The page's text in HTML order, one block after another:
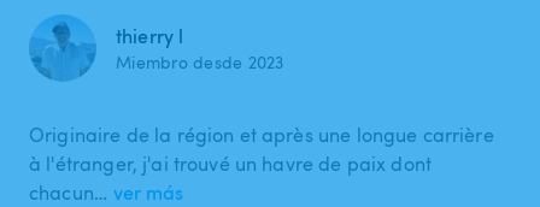
thierry l
Miembro desde 2023
Originaire de la région et après une longue carrière
à l'étranger, j'ai trouvé un havre de paix dont
chacun… ver más